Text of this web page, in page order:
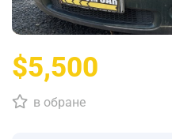
$5,500
в обране